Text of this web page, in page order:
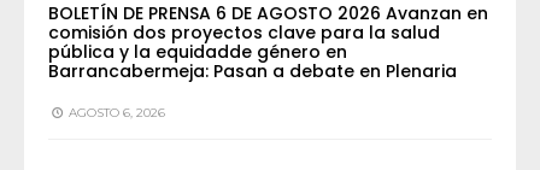
BOLETÍN DE PRENSA 6 DE AGOSTO 2026 Avanzan en
comisión dos proyectos clave para la salud
pública y la equidadde género en
Barrancabermeja: Pasan a debate en Plenaria
AGOSTO 6, 2026